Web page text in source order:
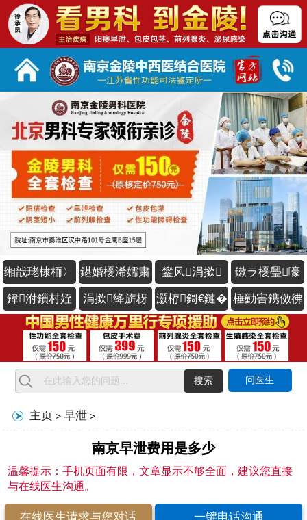
缃戠珯棣栭〉 鍖婚櫌浠嬬粛 鐢风涓撳 鏉ラ櫌璺嚎
鍏泭鎻村姪 涓撳绛旂枒 灏栫鎶€鏈� 棰勭害鎸傚彿
搜索 问医生
主页 >早泄 >
南京早泄费用是多少
温馨提示：手机页面有限，文章显示不够全面，建议您直接
与在线医生沟通。
在线医生请求与您对话 一键电话沟通
南京金陵男科专家 给您发了1条信息
您好，请问有什么可以帮到您？